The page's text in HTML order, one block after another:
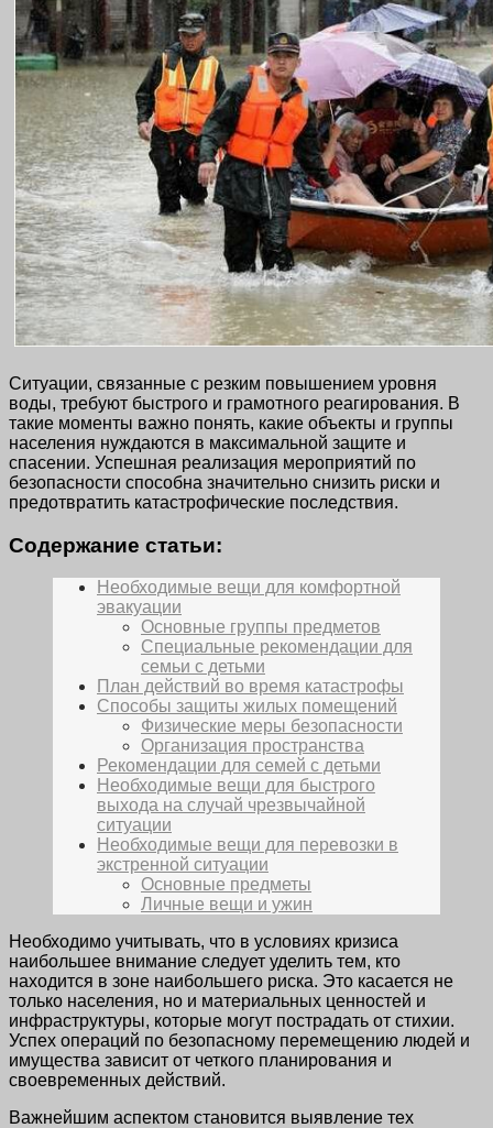
Ситуации, связанные с резким повышением уровня
воды, требуют быстрого и грамотного реагирования. В
такие моменты важно понять, какие объекты и группы
населения нуждаются в максимальной защите и
спасении. Успешная реализация мероприятий по
безопасности способна значительно снизить риски и
предотвратить катастрофические последствия.
Содержание статьи:
Необходимые вещи для комфортной
эвакуации
Основные группы предметов
Специальные рекомендации для
семьи с детьми
План действий во время катастрофы
Способы защиты жилых помещений
Физические меры безопасности
Организация пространства
Рекомендации для семей с детьми
Необходимые вещи для быстрого
выхода на случай чрезвычайной
ситуации
Необходимые вещи для перевозки в
экстренной ситуации
Основные предметы
Личные вещи и ужин
Необходимо учитывать, что в условиях кризиса
наибольшее внимание следует уделить тем, кто
находится в зоне наибольшего риска. Это касается не
только населения, но и материальных ценностей и
инфраструктуры, которые могут пострадать от стихии.
Успех операций по безопасному перемещению людей и
имущества зависит от четкого планирования и
своевременных действий.
Важнейшим аспектом становится выявление тех